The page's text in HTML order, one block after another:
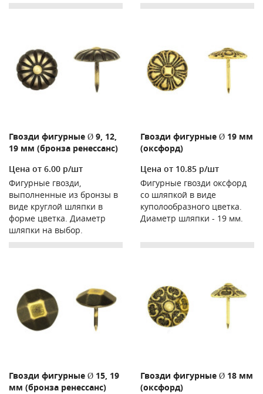
Гвозди фигурные Ø 9, 12,
19 мм (бронза ренессанс)
Цена от 6.00 р/шт
Фигурные гвозди,
выполненные из бронзы в
виде круглой шляпки в
форме цветка. Диаметр
шляпки на выбор.
Гвозди фигурные Ø 19 мм
(оксфорд)
Цена от 10.85 р/шт
Фигурные гвозди оксфорд
со шляпкой в виде
куполообразного цветка.
Диаметр шляпки - 19 мм.
Гвозди фигурные Ø 15, 19
мм (бронза ренессанс)
Гвозди фигурные Ø 18 мм
(оксфорд)